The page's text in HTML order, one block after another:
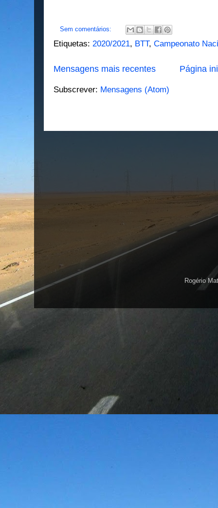
Sem comentários:
Etiquetas: 2020/2021, BTT, Campeonato
Mensagens mais recentes Página
Subscrever: Mensagens (Atom)
Rogério